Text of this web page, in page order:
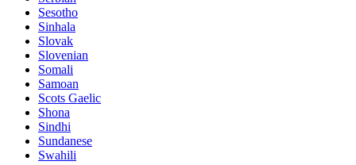
Sesotho
Sinhala
Slovak
Slovenian
Somali
Samoan
Scots Gaelic
Shona
Sindhi
Sundanese
Swahili